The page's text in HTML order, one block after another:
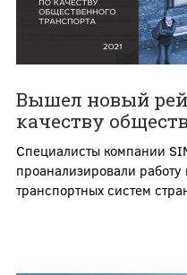
Вышел новый
качеству
Специалисты компании
проанализировали
транспортных систем